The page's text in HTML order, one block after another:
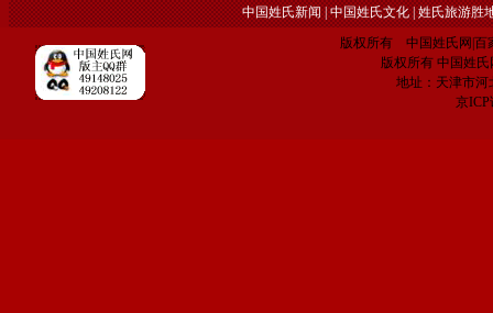
中国姓氏新闻|中国姓氏文化|姓氏旅游胜
版权所有 中国姓氏网|百
版权所有 中国姓氏
地址：天津市河
京ICP